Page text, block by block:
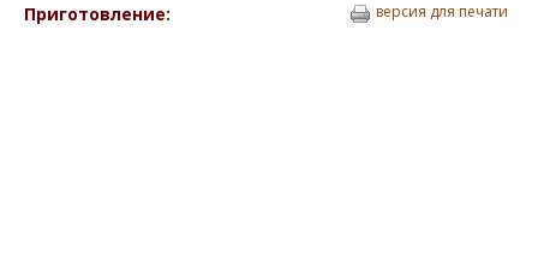
Приготовление: версия для печати